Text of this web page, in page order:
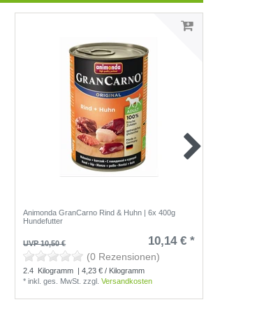
Animonda GranCarno Rind & Huhn | 6x 400g
Hundefutter
UVP 10,50 € 10,14 € *
(0 Rezensionen)
2.4 Kilogramm | 4,23 € / Kilogramm
*inkl. ges. MwSt. zzgl.Versandkosten